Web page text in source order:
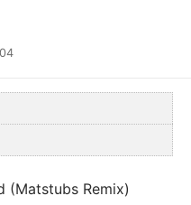
(Matstubs Remix)